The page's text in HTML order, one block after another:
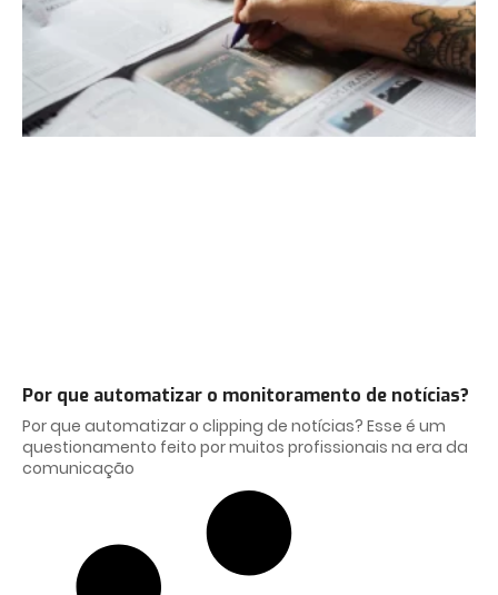
Por que automatizar o monitoramento de notícias?
Por que automatizar o clipping de notícias? Esse é um
questionamento feito por muitos profissionais na era da
comunicação